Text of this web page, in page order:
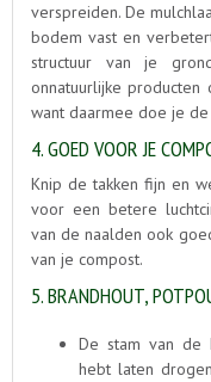
verspreiden. De
bodem vast en
structuur van je
onnatuurlijke
want daarmee doe je
4. GOED VOOR JE
Knip de takken fijn en
voor een betere
van de naalden ook
van je compost.
5. BRANDHOUT,
De stam van de
hebt laten